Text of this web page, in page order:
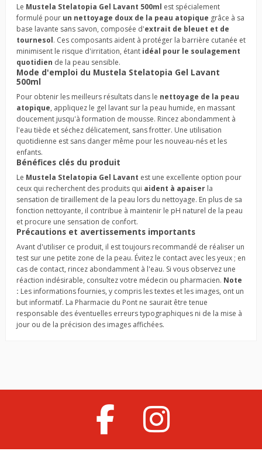
Le Mustela Stelatopia Gel Lavant 500ml est spécialement
formulé pour un nettoyage doux de la peau atopique grâce à sa
base lavante sans savon, composée d'extrait de bleuet et de
tournesol. Ces composants aident à protéger la barrière cutanée et
minimisent le risque d'irritation, étant idéal pour le soulagement
quotidien de la peau sensible.
Mode d'emploi du Mustela Stelatopia Gel Lavant
500ml
Pour obtenir les meilleurs résultats dans le nettoyage de la peau
atopique, appliquez le gel lavant sur la peau humide, en massant
doucement jusqu'à formation de mousse. Rincez abondamment à
l'eau tiède et séchez délicatement, sans frotter. Une utilisation
quotidienne est sans danger même pour les nouveau-nés et les
enfants.
Bénéfices clés du produit
Le Mustela Stelatopia Gel Lavant est une excellente option pour
ceux qui recherchent des produits qui aident à apaiser la
sensation de tiraillement de la peau lors du nettoyage. En plus de sa
fonction nettoyante, il contribue à maintenir le pH naturel de la peau
et procure une sensation de confort.
Précautions et avertissements importants
Avant d'utiliser ce produit, il est toujours recommandé de réaliser un
test sur une petite zone de la peau. Évitez le contact avec les yeux ; en
cas de contact, rincez abondamment à l'eau. Si vous observez une
réaction indésirable, consultez votre médecin ou pharmacien. Note
: Les informations fournies, y compris les textes et les images, ont un
but informatif. La Pharmacie du Pont ne saurait être tenue
responsable des éventuelles erreurs typographiques ni de la mise à
jour ou de la précision des images affichées.